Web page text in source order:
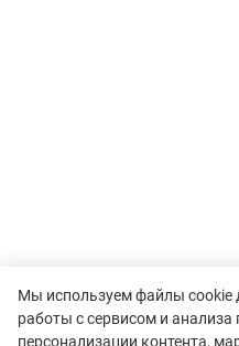
Мы используем файлы cookie
работы с сервисом и
персонализации контента,